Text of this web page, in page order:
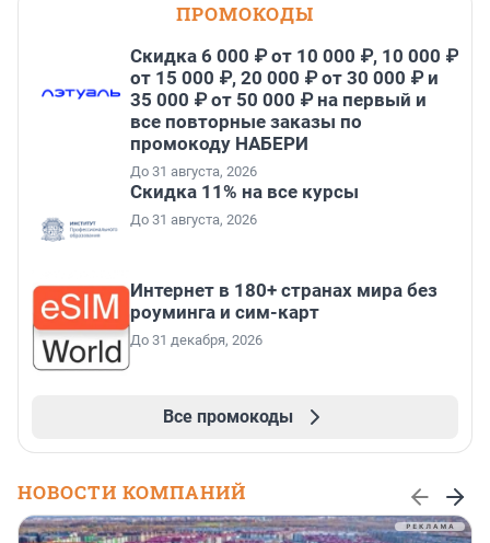
ПРОМОКОДЫ
Скидка 6 000 ₽ от 10 000 ₽, 10 000 ₽
от 15 000 ₽, 20 000 ₽ от 30 000 ₽ и
35 000 ₽ от 50 000 ₽ на первый и
все повторные заказы по
промокоду НАБЕРИ
До 31 августа, 2026
Скидка 11% на все курсы
До 31 августа, 2026
Интернет в 180+ странах мира без
роуминга и сим-карт
До 31 декабря, 2026
Все промокоды
НОВОСТИ КОМПАНИЙ